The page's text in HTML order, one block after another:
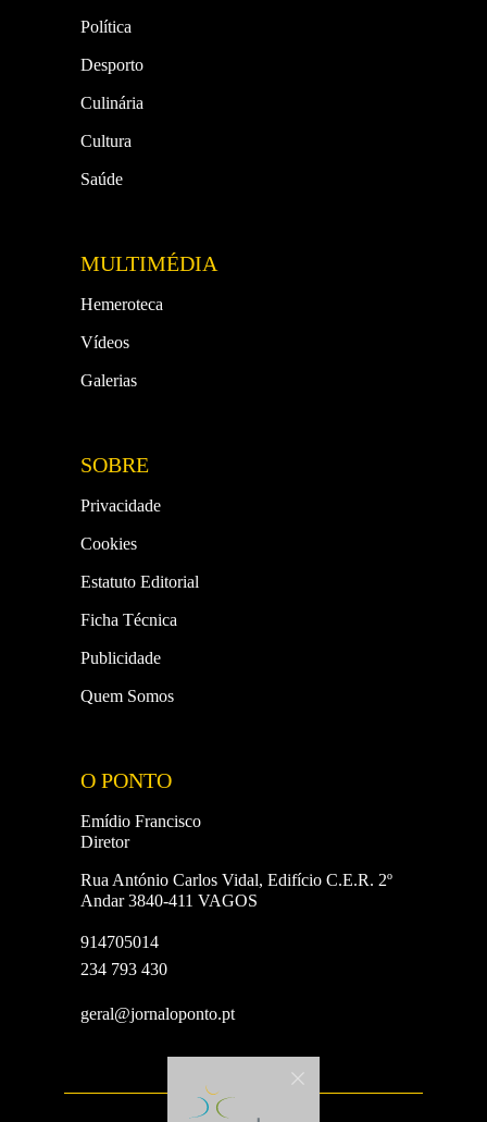
Política
Desporto
Culinária
Cultura
Saúde
MULTIMÉDIA
Hemeroteca
Vídeos
Galerias
SOBRE
Privacidade
Cookies
Estatuto Editorial
Ficha Técnica
Publicidade
Quem Somos
O PONTO
Emídio Francisco
Diretor
Rua António Carlos Vidal, Edifício C.E.R. 2º
Andar 3840-411 VAGOS
914705014
234 793 430
geral@jornaloponto.pt